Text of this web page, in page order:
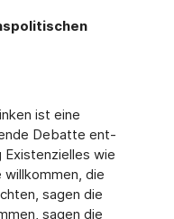
ist eine
Debatte ent­
Existenzielles wie
willkommen, die
sagen die
sagen die